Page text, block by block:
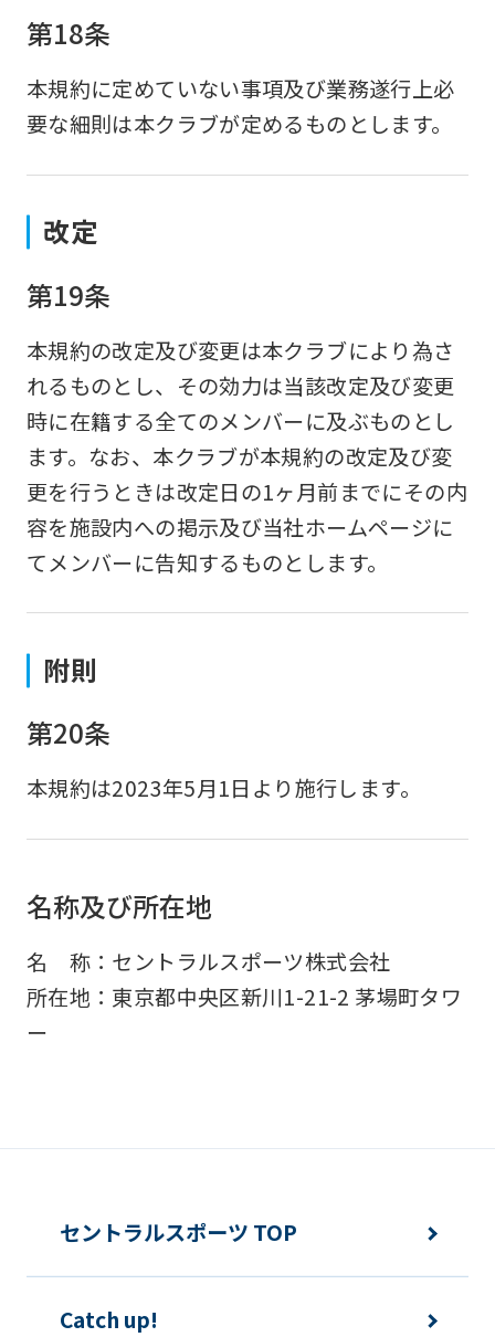
第18条
本規約に定めていない事項及び業務遂行上必
要な細則は本クラブが定めるものとします。
改定
第19条
本規約の改定及び変更は本クラブにより為さ
れるものとし、その効力は当該改定及び変更
時に在籍する全てのメンバーに及ぶものとし
ます。なお、本クラブが本規約の改定及び変
更を行うときは改定日の1ヶ月前までにその内
容を施設内への掲示及び当社ホームページに
てメンバーに告知するものとします。
附則
第20条
本規約は2023年5月1日より施行します。
名称及び所在地
名 称：セントラルスポーツ株式会社
所在地：東京都中央区新川1-21-2 茅場町タワ
ー
セントラルスポーツ TOP
Catch up!